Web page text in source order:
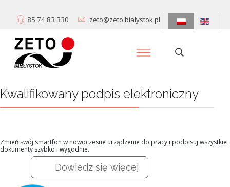
85 74 83 330 zeto@zeto.bialystok.pl
Kwalifikowany podpis elektroniczny
Zmień swój smartfon w nowoczesne urządzenie do pracy i podpisuj wszystkie
dokumenty szybko i wygodnie.
Dowiedz się więcej